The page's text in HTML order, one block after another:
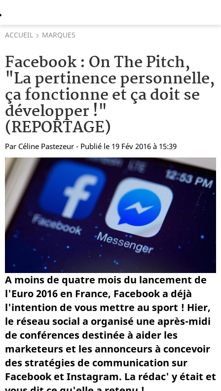
ACCUEIL MARQUES
Facebook : On The Pitch,
"La pertinence personnelle,
ça fonctionne et ça doit se
développer !"
(REPORTAGE)
Par Céline Pastezeur - Publié le 19 Fév 2016 à 15:39
A moins de quatre mois du lancement de
l'Euro 2016 en France, Facebook a déjà
l'intention de vous mettre au sport ! Hier,
le réseau social a organisé une après-midi
de conférences destinée à aider les
marketeurs et les annonceurs à concevoir
des stratégies de communication sur
Facebook et Instagram. La rédac' y était et